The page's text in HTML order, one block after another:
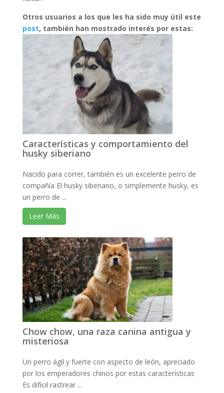
Otros usuarios a los que les ha sido muy útil este
post, también han mostrado interés por estas:
Características y comportamiento del
husky siberiano
Nacido para correr, también es un excelente perro de
compañía El husky siberiano, o simplemente husky, es
un perro de ...
Leer Más
Chow chow, una raza canina antigua y
misteriosa
Un perro ágil y fuerte con aspecto de león, apreciado
por los emperadores chinos por estas características
Es difícil rastrear ...